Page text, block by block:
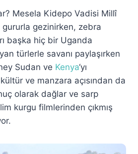
Mesela Kidepo Vadisi Millî
gururla gezinirken, zebra
başka hiç bir Uganda
türlerle savanı paylaşırken
Sudan ve Kenya‘yı
ve manzara açısından da
olarak dağlar ve sarp
kurgu filmlerinden çıkmış